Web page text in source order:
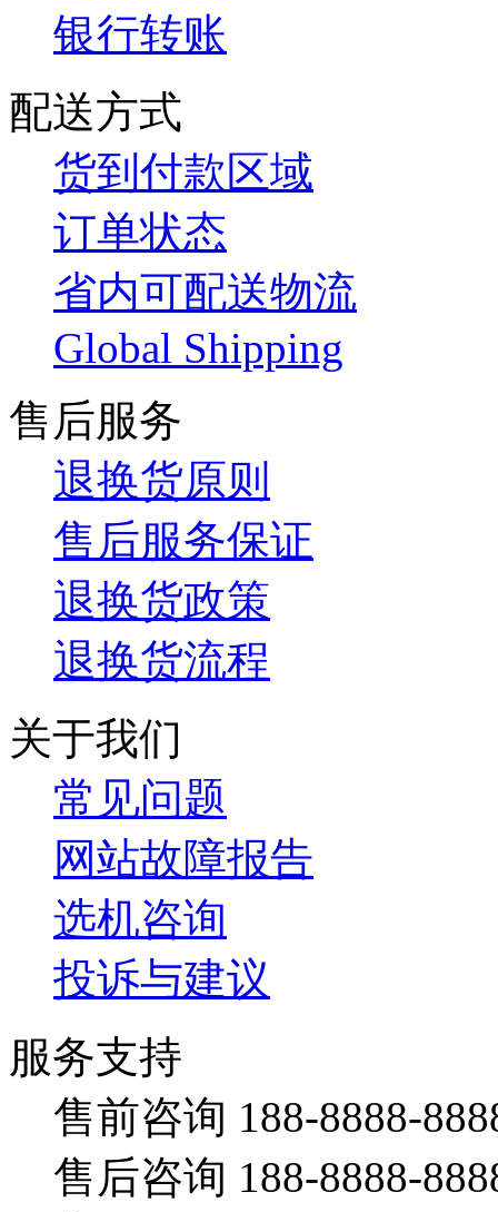
银行转账
配送方式
货到付款区域
订单状态
省内可配送物流
Global Shipping
售后服务
退换货原则
售后服务保证
退换货政策
退换货流程
关于我们
常见问题
网站故障报告
选机咨询
投诉与建议
服务支持
售前咨询 188-8888-
售后咨询 188-8888-